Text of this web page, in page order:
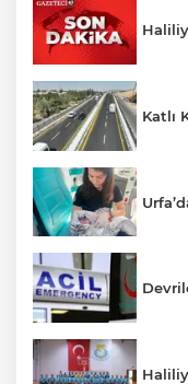
Katlı